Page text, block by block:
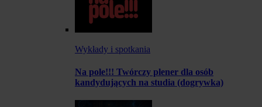
Wykłady i spotkania
Na pole!!! Twórczy plener dla osób
kandydujących na studia (dogrywka)